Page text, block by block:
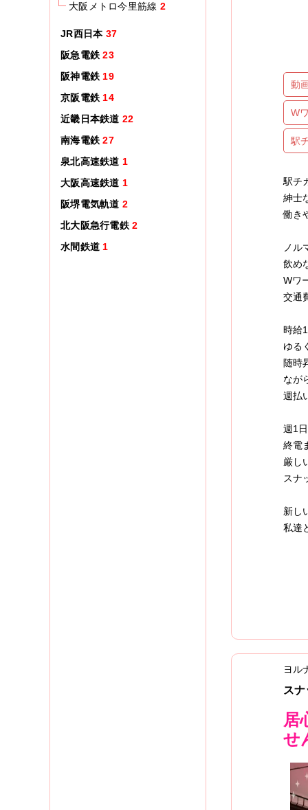
大阪メトロ今里筋線 2
JR西日本 37
阪急電鉄 23
阪神電鉄 19
京阪電鉄 14
近畿日本鉄道 22
南海電鉄 27
泉北高速鉄道 1
大阪高速鉄道 1
阪堺電気軌道 2
北大阪急行電鉄 2
水間鉄道 1
動
W
駅
駅チ
紳士
働き
ノル
飲め
Wワ
交通
時給
ゆる
随時
なが
週払
週1
終電
厳し
スナ
新し
私達
ヨル
ス
居
せ